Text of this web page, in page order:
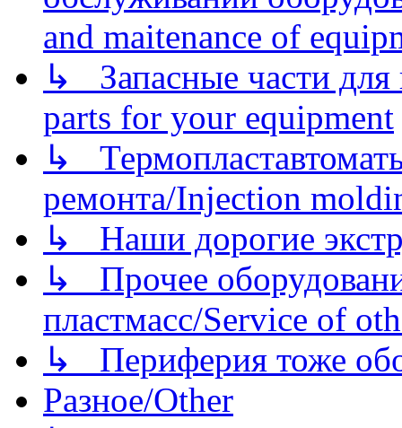
and maitenance of
↳ Запасные части для
parts for your equipment
↳
ремонта/Injection
↳ Наши дорогие
↳ Прочее
пластмасс/Service of
↳ Периферия тоже
Разное/Other